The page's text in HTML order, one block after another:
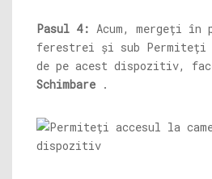
Pasul 4: Acum, mergeți în
ferestrei și sub Permiteți
de pe acest dispozitiv,
Schimbare .